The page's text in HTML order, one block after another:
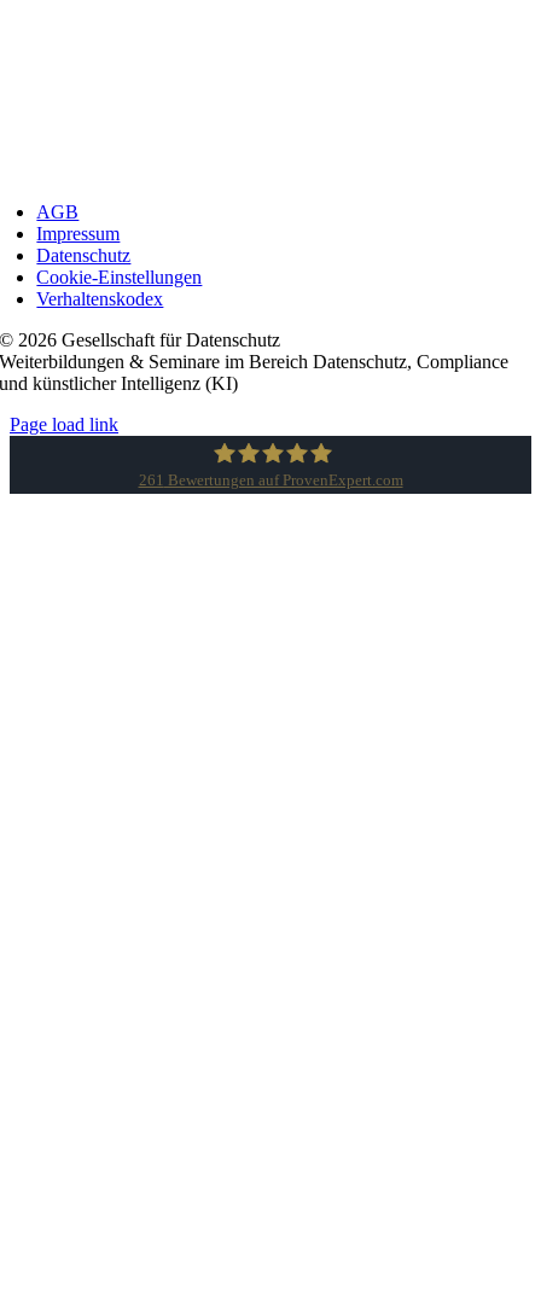
AGB
Impressum
Datenschutz
Cookie-Einstellungen
Verhaltenskodex
© 2026 Gesellschaft für Datenschutz
Weiterbildungen & Seminare im Bereich Datenschutz, Compliance
und künstlicher Intelligenz (KI)
Page load link
261 Bewertungen auf ProvenExpert.com